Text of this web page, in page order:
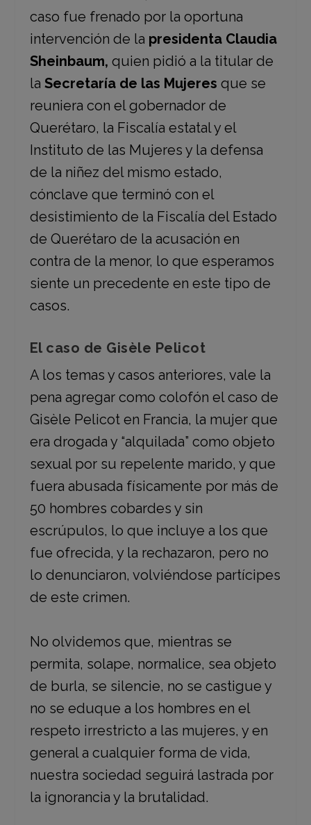
caso fue frenado por la oportuna
intervención de la presidenta Claudia
Sheinbaum, quien pidió a la titular de
la Secretaría de las Mujeres que se
reuniera con el gobernador de
Querétaro, la Fiscalía estatal y el
Instituto de las Mujeres y la defensa
de la niñez del mismo estado,
cónclave que terminó con el
desistimiento de la Fiscalía del Estado
de Querétaro de la acusación en
contra de la menor, lo que esperamos
siente un precedente en este tipo de
casos.
El caso de Gisèle Pelicot
A los temas y casos anteriores, vale la
pena agregar como colofón el caso de
Gisèle Pelicot en Francia, la mujer que
era drogada y “alquilada” como objeto
sexual por su repelente marido, y que
fuera abusada físicamente por más de
50 hombres cobardes y sin
escrúpulos, lo que incluye a los que
fue ofrecida, y la rechazaron, pero no
lo denunciaron, volviéndose partícipes
de este crimen.
No olvidemos que, mientras se
permita, solape, normalice, sea objeto
de burla, se silencie, no se castigue y
no se eduque a los hombres en el
respeto irrestricto a las mujeres, y en
general a cualquier forma de vida,
nuestra sociedad seguirá lastrada por
la ignorancia y la brutalidad.